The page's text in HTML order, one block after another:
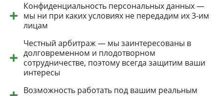
Конфиденциальность персональных данных —
мы ни при каких условиях не передадим их 3-им
лицам
Честный арбитраж — мы заинтересованы в
долговременном и плодотворном
сотрудничестве, поэтому всегда защитим ваши
интересы
Возможность работать под вашим реальным